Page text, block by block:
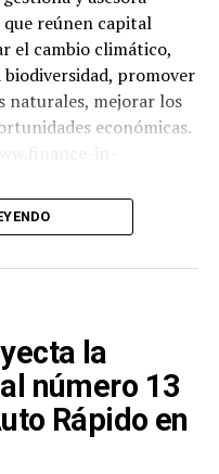
reúnen capital
el cambio climático,
promover
naturales, mejorar los
económicas.
la
número 13
Rápido en